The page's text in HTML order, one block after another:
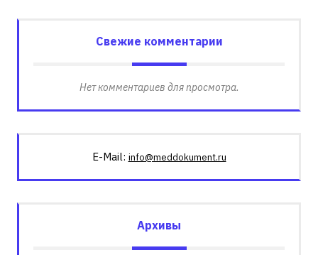
Свежие комментарии
Нет комментариев для просмотра.
E-Mail: info@meddokument.ru
Архивы